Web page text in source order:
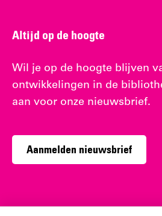
Altijd op de hoogte
Wil je op de hoogte blijven
ontwikkelingen in de
aan voor onze nieuwsbrief.
Aanmelden nieuwsbrief